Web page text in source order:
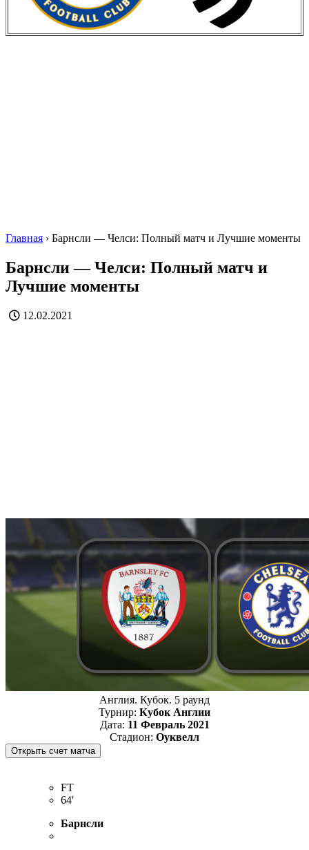
Главная › Барнсли — Челси: Полный матч и Лучшие моменты
Барнсли — Челси: Полный матч и
Лучшие моменты
12.02.2021
Англия. Кубок. 5 раунд
Турнир: Кубок Англии
Дата: 11 Февраль 2021
Стадион: Оуквелл
FT
64′
Барнсли